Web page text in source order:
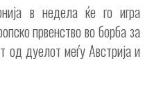
в недела ќе го игра
првенство во борба за
од дуелот меѓу Австрија и